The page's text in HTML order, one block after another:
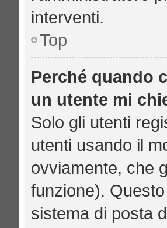
interventi.
Top
Perché quando
un utente mi
Solo gli utenti
utenti usando il
ovviamente, che
funzione).
sistema di posta